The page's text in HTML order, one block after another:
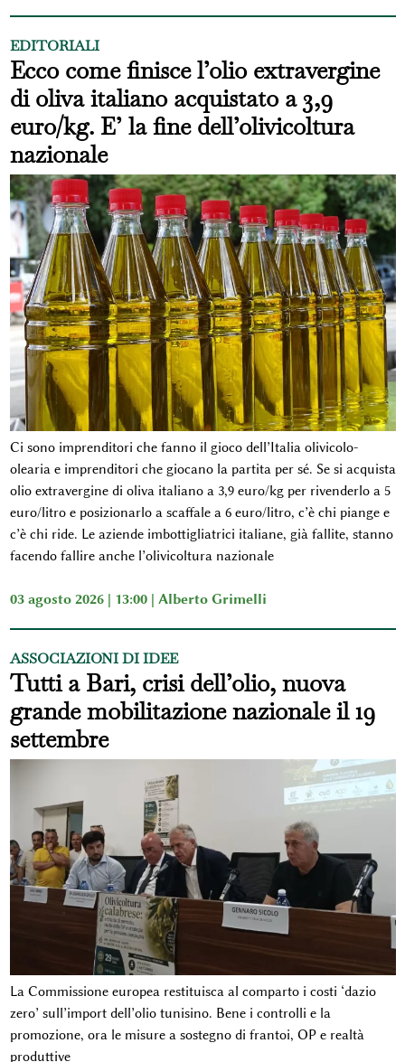
EDITORIALI
Ecco come finisce l’olio extravergine
di oliva italiano acquistato a 3,9
euro/kg. E’ la fine dell’olivicoltura
nazionale
Ci sono imprenditori che fanno il gioco dell’Italia olivicolo-
olearia e imprenditori che giocano la partita per sé. Se si acquista
olio extravergine di oliva italiano a 3,9 euro/kg per rivenderlo a 5
euro/litro e posizionarlo a scaffale a 6 euro/litro, c’è chi piange e
c’è chi ride. Le aziende imbottigliatrici italiane, già fallite, stanno
facendo fallire anche l’olivicoltura nazionale
03 agosto 2026 | 13:00 | Alberto Grimelli
ASSOCIAZIONI DI IDEE
Tutti a Bari, crisi dell’olio, nuova
grande mobilitazione nazionale il 19
settembre
La Commissione europea restituisca al comparto i costi ‘dazio
zero’ sull’import dell’olio tunisino. Bene i controlli e la
promozione, ora le misure a sostegno di frantoi, OP e realtà
produttive